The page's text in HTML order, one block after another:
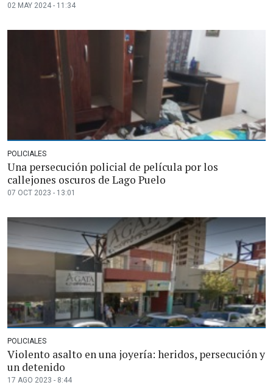
02 MAY 2024 - 11:34
POLICIALES
Una persecución policial de película por los
callejones oscuros de Lago Puelo
07 OCT 2023 - 13:01
POLICIALES
Violento asalto en una joyería: heridos, persecución y
un detenido
17 AGO 2023 - 8:44